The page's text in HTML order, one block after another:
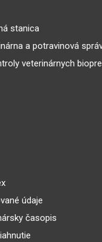
stanica
a potravinová
veterinárnych
údaje
časopis